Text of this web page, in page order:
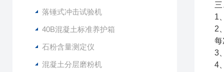
落锤式冲击试验机
40B混凝土标准养护箱
石粉含量测定仪
混凝土分层磨粉机
1
2
每
3
4